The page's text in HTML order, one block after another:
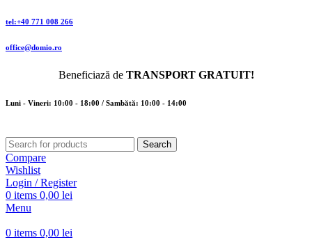
tel:+40 771 008 266
office@domio.ro
Beneficiază de TRANSPORT GRATUIT!
Luni - Vineri: 10:00 - 18:00 / Sambătă: 10:00 - 14:00
Search
Compare
Wishlist
Login / Register
0 items 0,00 lei
Menu
0 items 0,00 lei